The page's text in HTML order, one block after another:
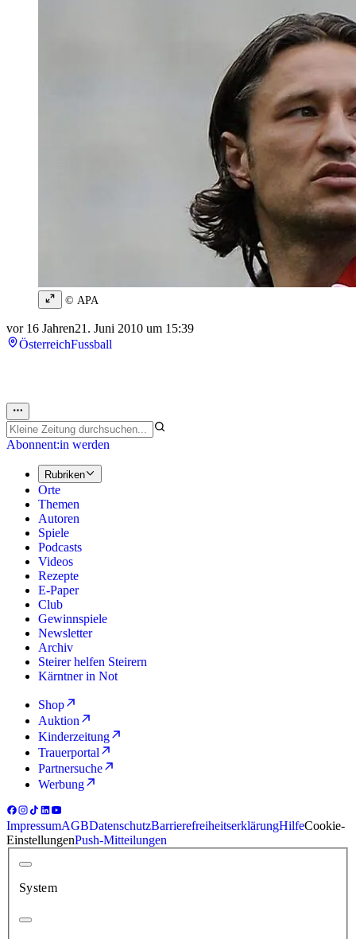
© APA
vor 16 Jahren21. Juni 2010 um 15:39
ÖsterreichFussball
Abonnent:in werden
Rubriken
Orte
Themen
Autoren
Spiele
Podcasts
Videos
Rezepte
E-Paper
Club
Gewinnspiele
Newsletter
Archiv
Steirer helfen Steirern
Kärntner in Not
Shop
Auktion
Kinderzeitung
Trauerportal
Partnersuche
Werbung
ImpressumAGBDatenschutzBarrierefreiheitserklärungHilfeCookie-
EinstellungenPush-Mitteilungen
System